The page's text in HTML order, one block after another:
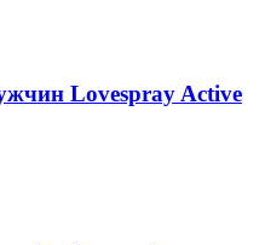
Lovespray Active